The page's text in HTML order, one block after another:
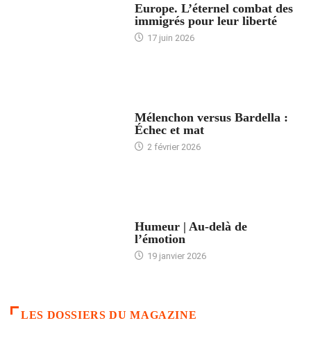
Europe. L’éternel combat des
immigrés pour leur liberté
17 juin 2026
Mélenchon versus Bardella :
Échec et mat
2 février 2026
Humeur | Au-delà de
l’émotion
19 janvier 2026
LES DOSSIERS DU MAGAZINE